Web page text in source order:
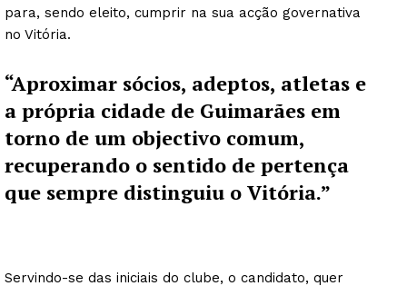
para, sendo eleito, cumprir na sua acção governativa
no Vitória.
“Aproximar sócios, adeptos, atletas e
a própria cidade de Guimarães em
torno de um objectivo comum,
recuperando o sentido de pertença
que sempre distinguiu o Vitória.”
Servindo-se das iniciais do clube, o candidato, quer